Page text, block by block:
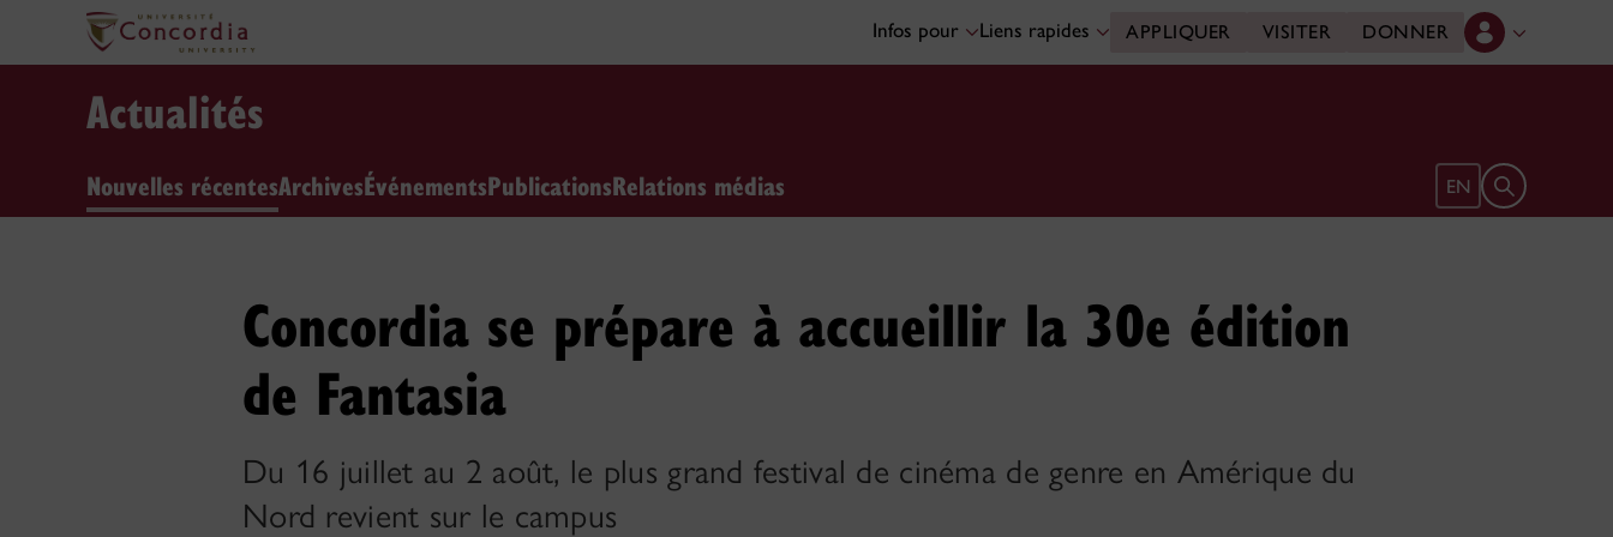
Infos pour Liens rapides APPLIQUER VISITER DONNER
Actualités
Nouvelles récentesArchivesÉvénementsPublicationsRelations médias EN Ouvrir le
Concordia se prépare à accueillir la 30e édition
de Fantasia
Du 16 juillet au 2 août, le plus grand festival de cinéma de genre en Amérique du
Nord revient sur le campus